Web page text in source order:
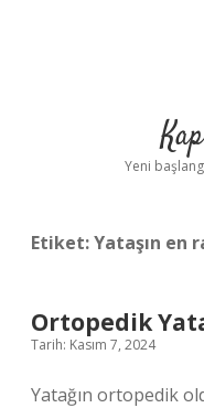
Yeni
Etiket:Yataşın en
Ortopedik
Tarih: Kasım 7, 2024
Yatağın ortopedik